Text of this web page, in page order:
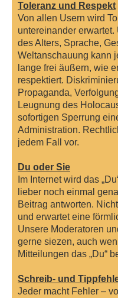
Toleranz und Respekt
Von allen Usern wird
untereinander
des Alters, Sprache,
Weltanschauung kann
lange frei äußern, wie
respektiert.
Propaganda,
Leugnung des
sofortigen Sperrung
Administration.
jedem Fall vor.
Du oder Sie
Im Internet wird das
lieber noch einmal
Beitrag antworten.
und erwartet eine
Unsere Moderatoren
gerne siezen, auch
Mitteilungen das „Du“
Schreib- und
Jeder macht Fehler –